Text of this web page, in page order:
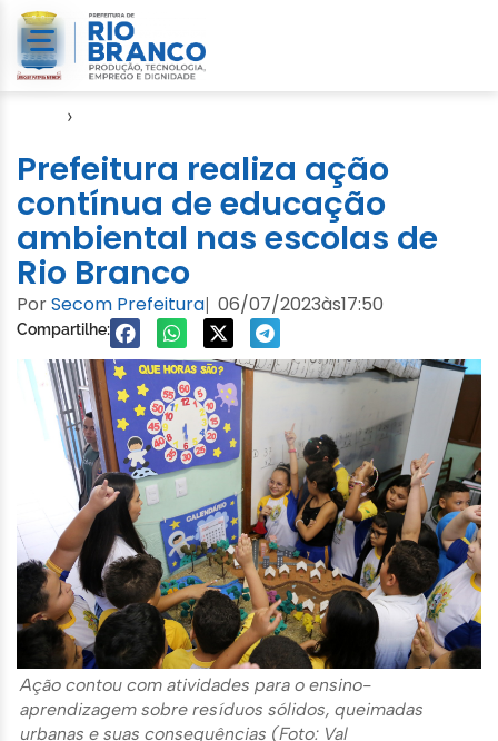
›
Prefeitura realiza ação
contínua de educação
ambiental nas escolas de
Rio Branco
PorSecom Prefeitura| 06/07/2023às17:50
Compartilhe:
Ação contou com atividades para o ensino-
aprendizagem sobre resíduos sólidos, queimadas
urbanas e suas consequências (Foto: Val